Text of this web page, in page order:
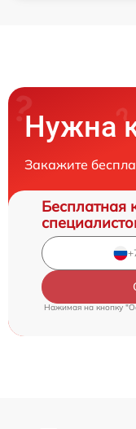
Нужна
Закажите
Бесплатная
Нажимая на кнопку